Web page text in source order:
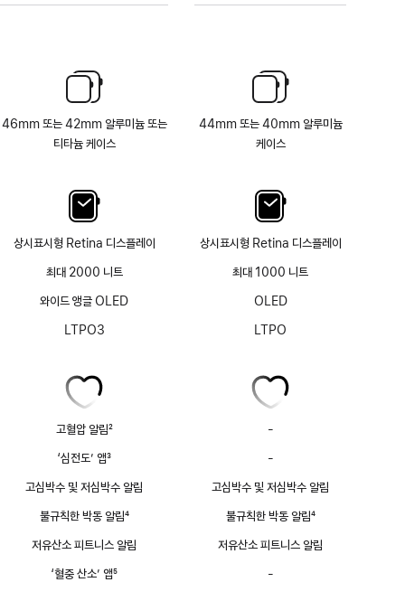
46mm 또는 42mm 알루미늄 또는
티타늄 케이스
상시표시형 Retina 디스플레이
최대 2000 니트
와이드 앵글 OLED
LTPO3
고혈압 알림
각주
2
‘심전도’ 앱3
고심박수 및 저심박수 알림
불규칙한 박동 알림4
저유산소 피트니스 알림
‘혈중 산소’ 앱5
44mm 또는 40mm 알루미늄
케이스
상시표시형 Retina 디스플레이
최대 1000 니트
OLED
LTPO
-
-
없음
고심박수 및 저심박수 알림
불규칙한 박동 알림4
저유산소 피트니스 알림
-